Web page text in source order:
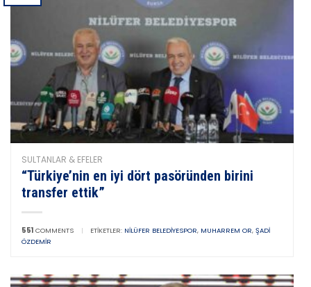
SULTANLAR & EFELER
“Türkiye’nin en iyi dört pasöründen birini
transfer ettik”
551 COMMENTS | ETIKETLER: NILÜFER BELEDIYESPOR, MUHARREM OR, ŞADI
ÖZDEMIR